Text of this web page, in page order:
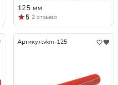
125 мм
5 2 отзыва
Артикул:vkm-125